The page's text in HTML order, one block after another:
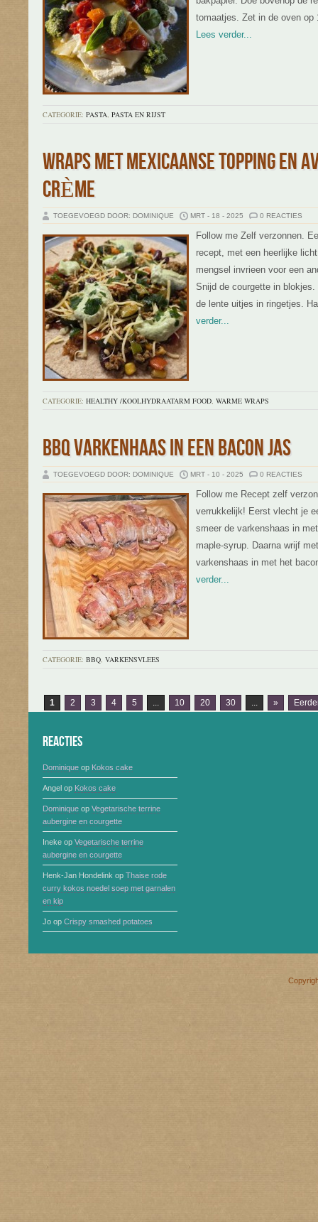
tomaatjes. Zet in de oven op
Lees verder...
CATEGORIE: PASTA, PASTA EN RIJST
WRAPS MET MEXICAANSE TOPPING EN
CRÈME
TOEGEVOEGD DOOR: DOMINIQUE MRT - 18 - 2025 0 REACTIES
Follow me Zelf verzonnen.
recept, met een heerlijke
mengsel invrieen voor een
Snijd de courgette in
de lente uitjes in ringetjes.
verder...
CATEGORIE: HEALTHY /KOOLHYDRAATARM FOOD, WARME WRAPS
BBQ VARKENHAAS IN EEN BACON JAS
TOEGEVOEGD DOOR: DOMINIQUE MRT - 10 - 2025 0 REACTIES
Follow me Recept zelf
verrukkelijk! Eerst vlecht je
smeer de varkenshaas in
maple-syrup. Daarna wrijf
varkenshaas in met het
verder...
CATEGORIE: BBQ, VARKENSVLEES
1 2 3 4 5 ... 10 20 30 ... »
Reacties
Dominique op Kokos cake
Angel op Kokos cake
Dominique op Vegetarische terrine
aubergine en courgette
Ineke op Vegetarische terrine
aubergine en courgette
Henk-Jan Hondelink op Thaise rode
curry kokos noedel soep met garnalen
en kip
Jo op Crispy smashed potatoes